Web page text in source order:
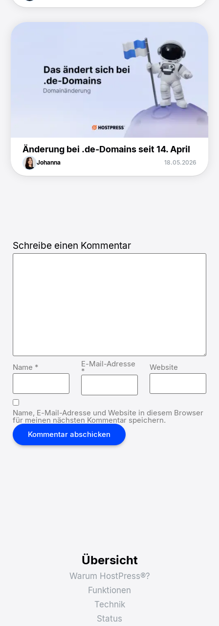
Änderung bei .de-Domains seit 14. April
Johanna 18.05.2026
Schreibe einen Kommentar
Name * E-Mail-Adresse
* Website
Name, E-Mail-Adresse und Website in diesem Browser
für meinen nächsten Kommentar speichern.
Übersicht
Warum HostPress®?
Funktionen
Technik
Status